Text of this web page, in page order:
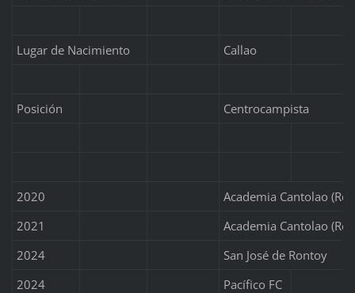
Lugar de Nacimiento Callao
Posición Centrocampista
2020
Academia Cantolao
2021
Academia Cantolao
2024
San José de Rontoy
2024
Pacífico FC